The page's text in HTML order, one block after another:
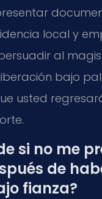
local y
al
bajo
usted
si no me
de
fianza?